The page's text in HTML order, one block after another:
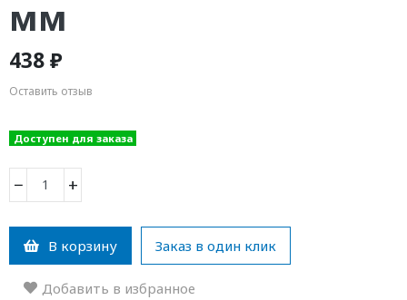
мм
438 ₽
Оставить отзыв
Доступен для заказа
− +
В корзину Заказ в один клик
Добавить в избранное